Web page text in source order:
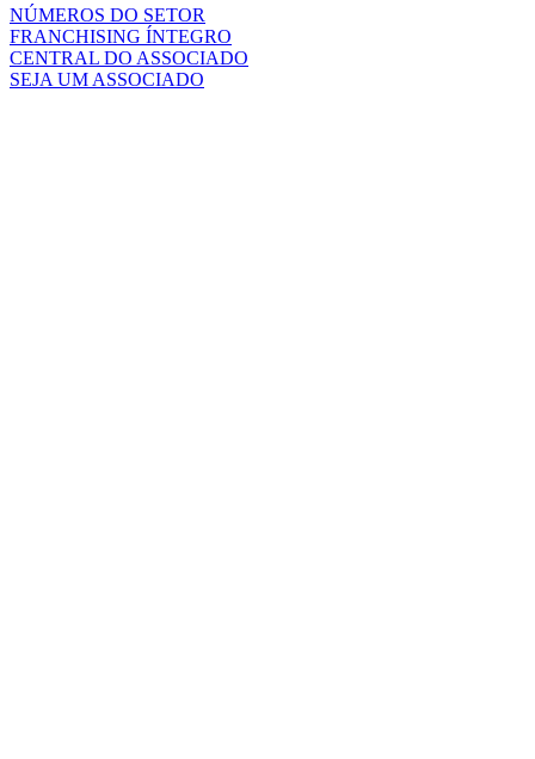
NÚMEROS DO SETOR
FRANCHISING ÍNTEGRO
CENTRAL DO ASSOCIADO
SEJA UM ASSOCIADO